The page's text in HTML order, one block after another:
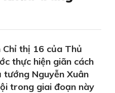
Chỉ thị 16 của Thủ
thực hiện giãn cách
Nguyễn Xuân
trong giai đoạn này